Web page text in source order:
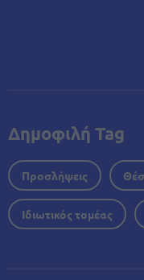
Δημοφιλή Tag
Προσλήψεις
Ιδιωτικός τομέας